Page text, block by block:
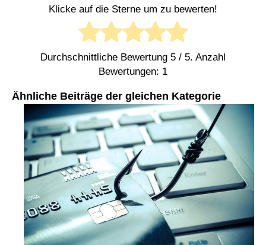
Klicke auf die Sterne um zu bewerten!
Durchschnittliche Bewertung 5 / 5. Anzahl
Bewertungen: 1
Ähnliche Beiträge der gleichen Kategorie